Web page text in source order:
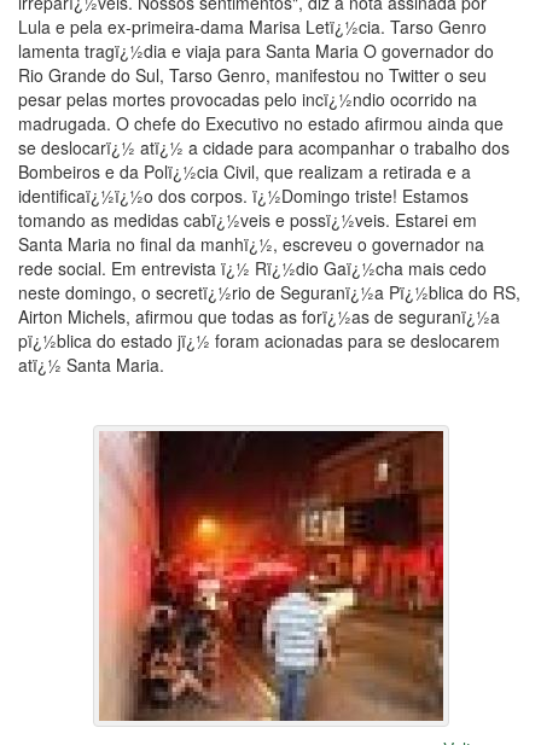
Lula e pela ex-primeira-dama Marisa Letï¿½cia. Tarso Genro
lamenta tragï¿½dia e viaja para Santa Maria O governador do
Rio Grande do Sul, Tarso Genro, manifestou no Twitter o seu
pesar pelas mortes provocadas pelo incï¿½ndio ocorrido na
madrugada. O chefe do Executivo no estado afirmou ainda que
se deslocarï¿½ atï¿½ a cidade para acompanhar o trabalho dos
Bombeiros e da Polï¿½cia Civil, que realizam a retirada e a
identificaï¿½ï¿½o dos corpos. ï¿½Domingo triste! Estamos
tomando as medidas cabï¿½veis e possï¿½veis. Estarei em
Santa Maria no final da manhï¿½, escreveu o governador na
rede social. Em entrevista ï¿½ Rï¿½dio Gaï¿½cha mais cedo
neste domingo, o secretï¿½rio de Seguranï¿½a Pï¿½blica do RS,
Airton Michels, afirmou que todas as forï¿½as de seguranï¿½a
pï¿½blica do estado jï¿½ foram acionadas para se deslocarem
atï¿½ Santa Maria.